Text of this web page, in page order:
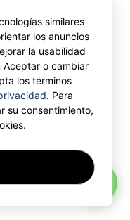
Limited.
similares
los anuncios
la usabilidad
Aceptar o cambiar
los términos
. Para
su consentimiento,
AI